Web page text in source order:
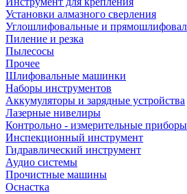
Установки алмазного сверления
Углошлифовальные и
Пиление и резка
Пылесосы
Прочее
Шлифовальные машинки
Наборы инструментов
Аккумуляторы и зарядные устройства
Лазерные нивелиры
Контрольно - измерительные приборы
Инспекционный инструмент
Гидравлический инструмент
Аудио системы
Прочистные машины
Оснастка